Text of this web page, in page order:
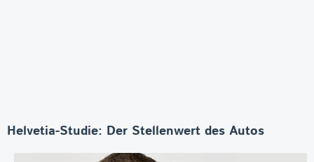
Helvetia-Studie: Der Stellenwert des Autos